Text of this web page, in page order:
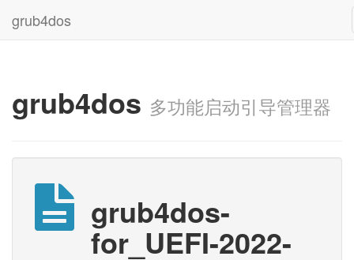
grub4dos
grub4dos 多功能启动引导管理器
grub4dos-
for_UEFI-2022-